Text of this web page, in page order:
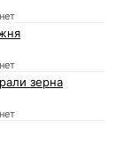
зерна